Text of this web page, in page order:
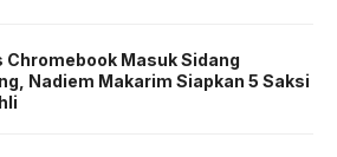
Chromebook Masuk Sidang
Nadiem Makarim Siapkan 5 Saksi